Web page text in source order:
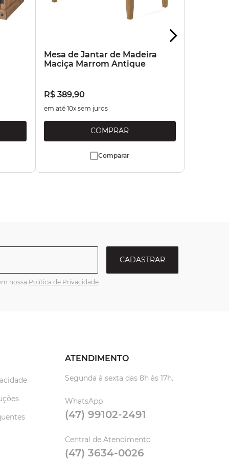
Mesa de Jantar de Madeira
Maciça Marrom Antique
R$ 389,90
em até 10x sem juros
Comparar
CADASTRAR
nossa Política de Privacidade.
ATENDIMENTO
Segunda à sexta das 8h às 17h.
WhatsApp
(47) 99102-2491
Central de Atendimento
(47) 3634-0026